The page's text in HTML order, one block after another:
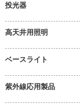
投光器
高天井用照明
ベースライト
紫外線応用製品